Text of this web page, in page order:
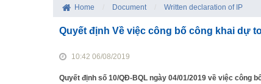
Home Document Written declaration of IP
Quyết định Về việc công bố công khai dự
10:42 06/08/2019
Quyết định số 10/QĐ-BQL ngày 04/01/2019 về việc công